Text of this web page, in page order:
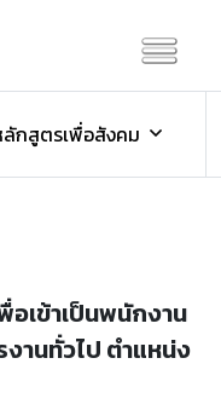
พันธ์
กสูตรเพื่อสังคม
เข้าเป็นพนักงาน
านทั่วไป ตำแหน่ง